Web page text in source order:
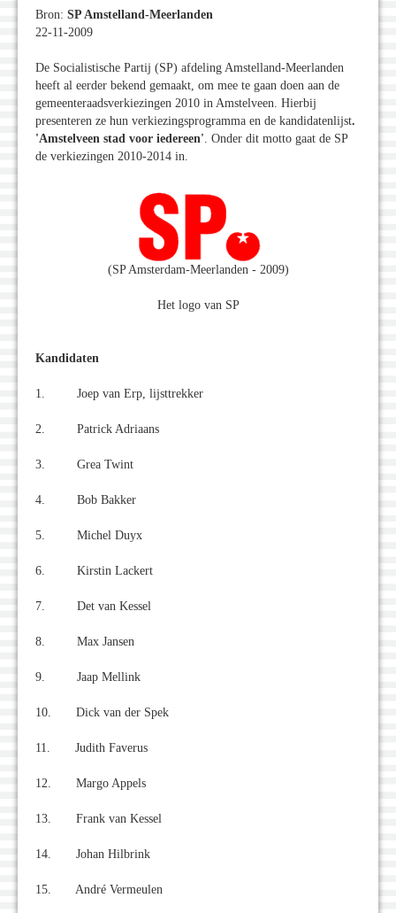
Bron: SP Amstelland-Meerlanden
22-11-2009
De Socialistische Partij (SP) afdeling Amstelland-Meerlanden
heeft al eerder bekend gemaakt, om mee te gaan doen aan de
gemeenteraadsverkiezingen 2010 in Amstelveen. Hierbij
presenteren ze hun verkiezingsprogramma en de kandidatenlijst.
'Amstelveen stad voor iedereen'. Onder dit motto gaat de SP
de verkiezingen 2010-2014 in.
(SP Amsterdam-Meerlanden - 2009)
Het logo van SP
Kandidaten
1. Joep van Erp, lijsttrekker
2. Patrick Adriaans
3. Grea Twint
4. Bob Bakker
5. Michel Duyx
6. Kirstin Lackert
7. Det van Kessel
8. Max Jansen
9. Jaap Mellink
10. Dick van der Spek
11. Judith Faverus
12. Margo Appels
13. Frank van Kessel
14. Johan Hilbrink
15. André Vermeulen